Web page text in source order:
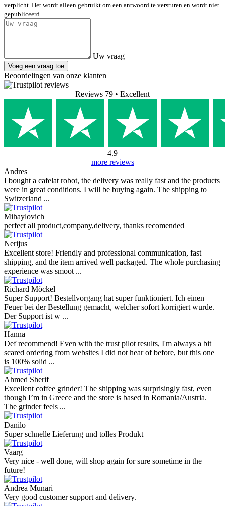
verplicht. Het wordt alleen gebruikt om een antwoord te versturen en wordt niet
gepubliceerd.
Uw vraag
Voeg een vraag toe
Beoordelingen van onze klanten
Reviews 79 • Excellent
4.9
more reviews
Andres
I bought a cafelat robot, the delivery was really fast and the products
were in great conditions. I will be buying again. The shipping to
Switzerland ...
Mihaylovich
perfect all product,company,delivery, thanks recomended
Nerijus
Excellent store! Friendly and professional communication, fast
shipping, and the item arrived well packaged. The whole purchasing
experience was smoot ...
Richard Möckel
Super Support! Bestellvorgang hat super funktioniert. Ich einen
Feuer bei der Bestellung gemacht, welcher sofort korrigiert wurde.
Der Support ist w ...
Hanna
Def recommend! Even with the trust pilot results, I'm always a bit
scared ordering from websites I did not hear of before, but this one
is 100% solid ...
Ahmed Sherif
Excellent coffee grinder! The shipping was surprisingly fast, even
though I’m in Greece and the store is based in Romania/Austria.
The grinder feels ...
Danilo
Super schnelle Lieferung und tolles Produkt
Vaarg
Very nice - well done, will shop again for sure sometime in the
future!
Andrea Munari
Very good customer support and delivery.